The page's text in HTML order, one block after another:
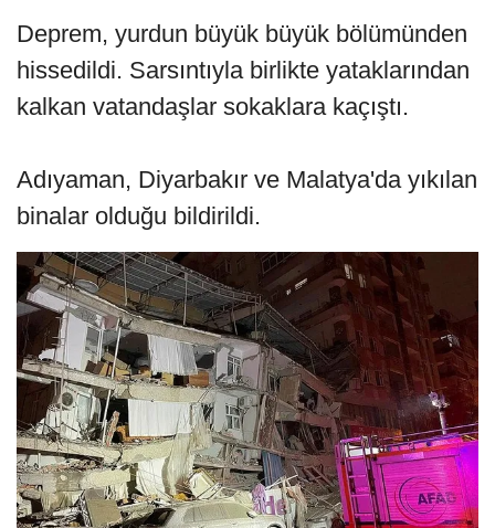
Deprem, yurdun büyük büyük bölümünden
hissedildi. Sarsıntıyla birlikte yataklarından
kalkan vatandaşlar sokaklara kaçıştı.
Adıyaman, Diyarbakır ve Malatya'da yıkılan
binalar olduğu bildirildi.